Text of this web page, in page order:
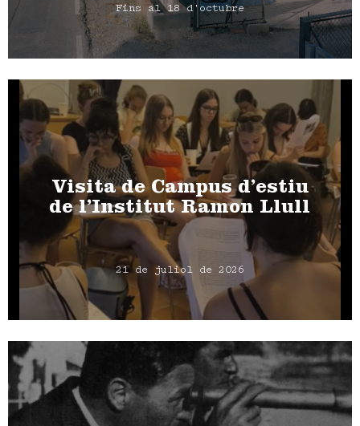
Fins al 18 d'octubre
Visita de Campus d’estiu
de l’Institut Ramon Llull
21 de juliol de 2026